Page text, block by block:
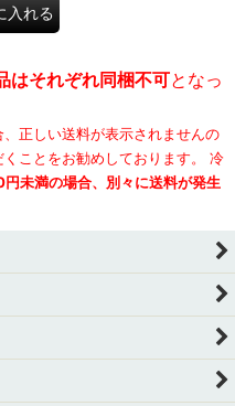
入れる
はそれぞれ同梱不可となっ
正しい送料が表示されませんの
くことをお勧めしております。 冷
未満の場合、別々に送料が発生